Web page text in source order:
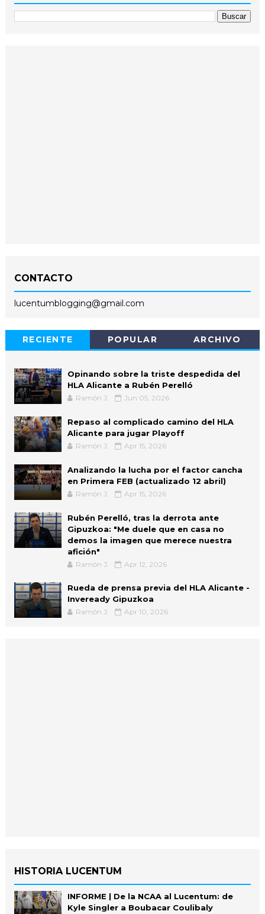
CONTACTO
lucentumblogging@gmail.com
RECIENTE POPULAR ARCHIVO
Opinando sobre la triste despedida del
HLA Alicante a Rubén Perelló
Ramón J. Jun 05, 2026
Repaso al complicado camino del HLA
Alicante para jugar Playoff
Ramón J. Apr 15, 2026
Analizando la lucha por el factor cancha
en Primera FEB (actualizado 12 abril)
Ramón J. Apr 15, 2026
Rubén Perelló, tras la derrota ante
Gipuzkoa: "Me duele que en casa no
demos la imagen que merece nuestra
afición"
Ramón J. Apr 12, 2026
Rueda de prensa previa del HLA Alicante -
Inveready Gipuzkoa
Ramón J. Apr 10, 2026
HISTORIA LUCENTUM
INFORME | De la NCAA al Lucentum: de
Kyle Singler a Boubacar Coulibaly